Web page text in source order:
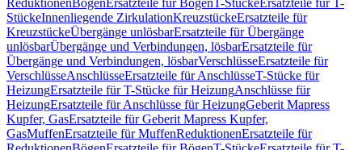
ReduktionenBögenErsatzteile für BögenT-StückeErsatzteile für T-
StückeInnenliegende ZirkulationKreuzstückeErsatzteile für
KreuzstückeÜbergänge unlösbarErsatzteile für Übergänge
unlösbarÜbergänge und Verbindungen, lösbarErsatzteile für
Übergänge und Verbindungen, lösbarVerschlüsseErsatzteile für
VerschlüsseAnschlüsseErsatzteile für AnschlüsseT-Stücke für
HeizungErsatzteile für T-Stücke für HeizungAnschlüsse für
HeizungErsatzteile für Anschlüsse für HeizungGeberit Mapress
Kupfer, GasErsatzteile für Geberit Mapress Kupfer,
GasMuffenErsatzteile für MuffenReduktionenErsatzteile für